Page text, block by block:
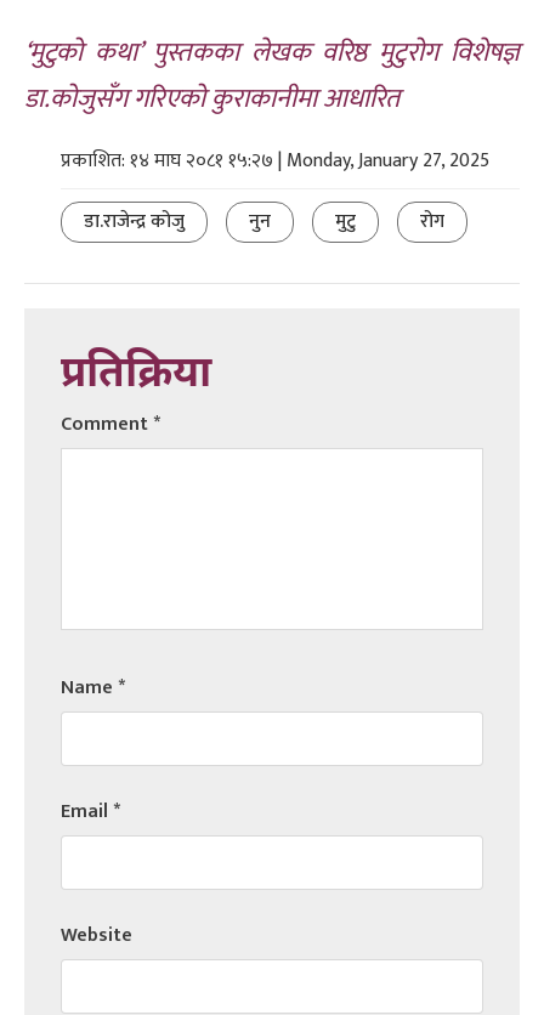
‘मुटुको कथा’ पुस्तकका लेखक वरिष्ठ मुटुरोग विशेषज्ञ
डा.कोजुसँग गरिएको कुराकानीमा आधारित
प्रकाशित: १४ माघ २०८१ १५:२७ | Monday, January 27, 2025
डा.राजेन्द्र कोजु
नुन मुटु रोग
प्रतिक्रिया
Comment*
Name*
Email*
Website